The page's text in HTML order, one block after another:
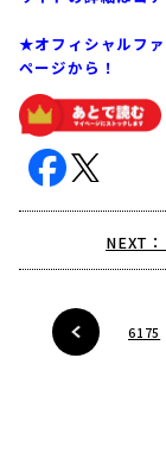
★オフィシャルフ
ページから！
NEXT
6175